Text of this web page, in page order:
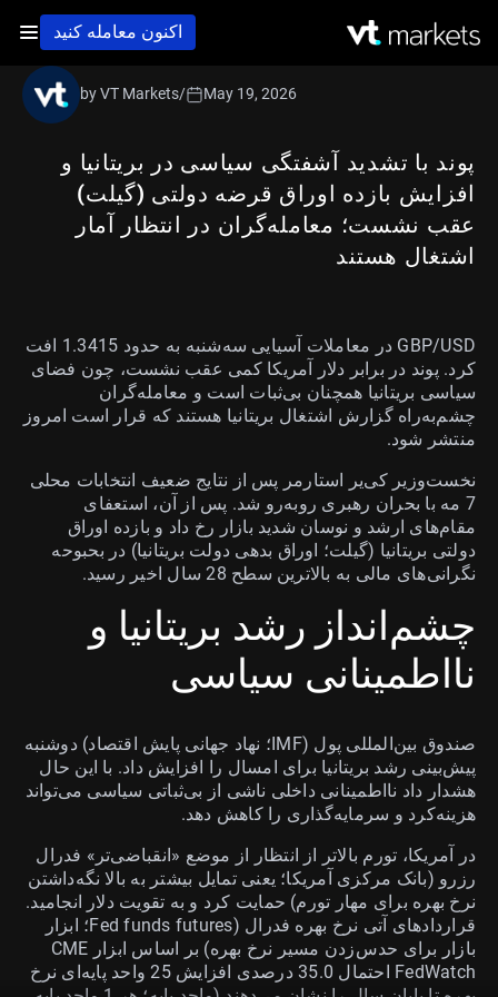
اکنون معامله کنید
پوند با تشدید آشفتگی سیاسی در بریتانیا و
افزایش بازده اوراق قرضه دولتی (گیلت)
عقب نشست؛ معامله‌گران در انتظار آمار
اشتغال هستند
by VT Markets/ May 19, 2026
GBP/USD در معاملات آسیایی سه‌شنبه به حدود 1.3415 افت
کرد. پوند در برابر دلار آمریکا کمی عقب نشست، چون فضای
سیاسی بریتانیا همچنان بی‌ثبات است و معامله‌گران
چشم‌به‌راه گزارش اشتغال بریتانیا هستند که قرار است امروز
منتشر شود.
نخست‌وزیر کی‌یر استارمر پس از نتایج ضعیف انتخابات محلی
7 مه با بحران رهبری روبه‌رو شد. پس از آن، استعفای
مقام‌های ارشد و نوسان شدید بازار رخ داد و بازده اوراق
دولتی بریتانیا (گیلت؛ اوراق بدهی دولت بریتانیا) در بحبوحه
نگرانی‌های مالی به بالاترین سطح 28 سال اخیر رسید.
چشم‌انداز رشد بریتانیا و
نااطمینانی سیاسی
صندوق بین‌المللی پول (IMF؛ نهاد جهانی پایش اقتصاد) دوشنبه
پیش‌بینی رشد بریتانیا برای امسال را افزایش داد. با این حال
هشدار داد نااطمینانی داخلی ناشی از بی‌ثباتی سیاسی می‌تواند
هزینه‌کرد و سرمایه‌گذاری را کاهش دهد.
در آمریکا، تورم بالاتر از انتظار از موضع «انقباضی‌تر» فدرال
رزرو (بانک مرکزی آمریکا؛ یعنی تمایل بیشتر به بالا نگه‌داشتن
نرخ بهره برای مهار تورم) حمایت کرد و به تقویت دلار انجامید.
قراردادهای آتی نرخ بهره فدرال (Fed funds futures؛ ابزار
بازار برای حدس‌زدن مسیر نرخ بهره) بر اساس ابزار CME
FedWatch احتمال 35.0 درصدی افزایش 25 واحد پایه‌ای نرخ